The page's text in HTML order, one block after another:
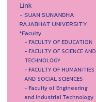
Link
- SUAN SUNANDHA
RAJABHAT UNIVERSITY
*Faculty
- FACULTY OF EDUCATION
- FACULTY OF SCIENCE AND
TECHNOLOGY
- FACULTY OF HUMANITIES
AND SOCIAL SCIENCES
- Faculty of Engineering
and Industrial Technology